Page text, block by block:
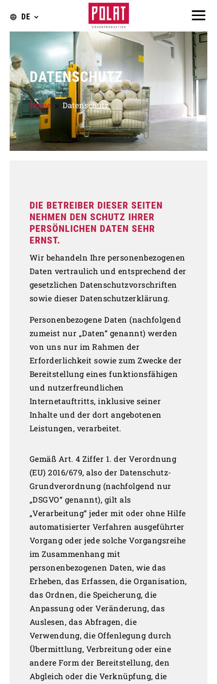
DE
DATENSCHUTZ
Home 9 Datenschutz
DIE BETREIBER DIESER SEITEN
NEHMEN DEN SCHUTZ IHRER
PERSÖNLICHEN DATEN SEHR
ERNST.
Wir behandeln Ihre personenbezogenen
Daten vertraulich und entsprechend der
gesetzlichen Datenschutzvorschriften
sowie dieser Datenschutzerklärung.
Personenbezogene Daten (nachfolgend
zumeist nur „Daten“ genannt) werden
von uns nur im Rahmen der
Erforderlichkeit sowie zum Zwecke der
Bereitstellung eines funktionsfähigen
und nutzerfreundlichen
Internetauftritts, inklusive seiner
Inhalte und der dort angebotenen
Leistungen, verarbeitet.
Gemäß Art. 4 Ziffer 1. der Verordnung
(EU) 2016/679, also der Datenschutz-
Grundverordnung (nachfolgend nur
„DSGVO“ genannt), gilt als
„Verarbeitung“ jeder mit oder ohne Hilfe
automatisierter Verfahren ausgeführter
Vorgang oder jede solche Vorgangsreihe
im Zusammenhang mit
personenbezogenen Daten, wie das
Erheben, das Erfassen, die Organisation,
das Ordnen, die Speicherung, die
Anpassung oder Veränderung, das
Auslesen, das Abfragen, die
Verwendung, die Offenlegung durch
Übermittlung, Verbreitung oder eine
andere Form der Bereitstellung, den
Abgleich oder die Verknüpfung, die